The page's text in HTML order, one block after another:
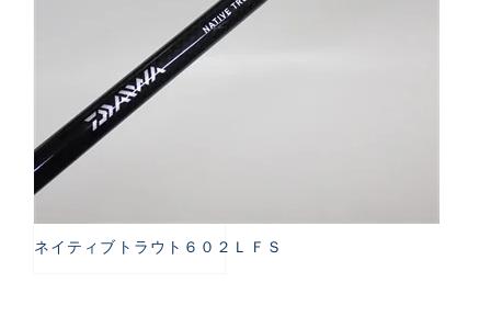
ネイティブトラウト６０２ＬＦＳ